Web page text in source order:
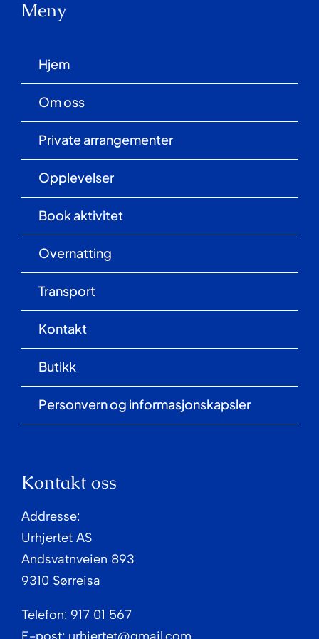
Book aktivitet
Overnatting
Transport
Butikk
Kontakt
Meny
Hjem
Om oss
Private arrangementer
Opplevelser
Book aktivitet
Overnatting
Transport
Kontakt
Butikk
Personvern og informasjonskapsler
Kontakt oss
Addresse:
Urhjertet AS
Andsvatnveien 893
9310 Sørreisa
Telefon: 917 01 567